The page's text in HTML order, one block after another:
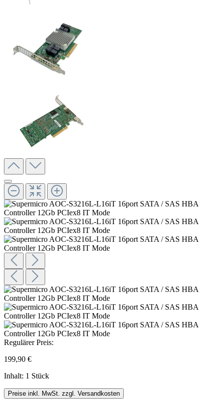
Regulärer Preis:
199,90 €
Inhalt: 1 Stück
Preise inkl. MwSt. zzgl. Versandkosten